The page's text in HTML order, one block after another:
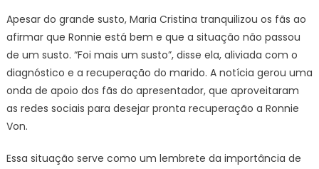
Apesar do grande susto, Maria Cristina tranquilizou os fãs ao
afirmar que Ronnie está bem e que a situação não passou
de um susto. “Foi mais um susto”, disse ela, aliviada com o
diagnóstico e a recuperação do marido. A notícia gerou uma
onda de apoio dos fãs do apresentador, que aproveitaram
as redes sociais para desejar pronta recuperação a Ronnie
Von.
Essa situação serve como um lembrete da importância de